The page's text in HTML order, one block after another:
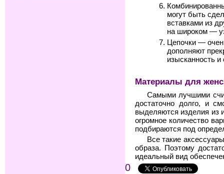
могут быть
вставками из
на широком —
Цепочки —
дополняют
изысканность
Материалы для
Самыми лучшими
достаточно долго, и
выделяются изделия из
огромное количество
подбираются под
Все такие
образа. Поэтому
идеальный вид
0